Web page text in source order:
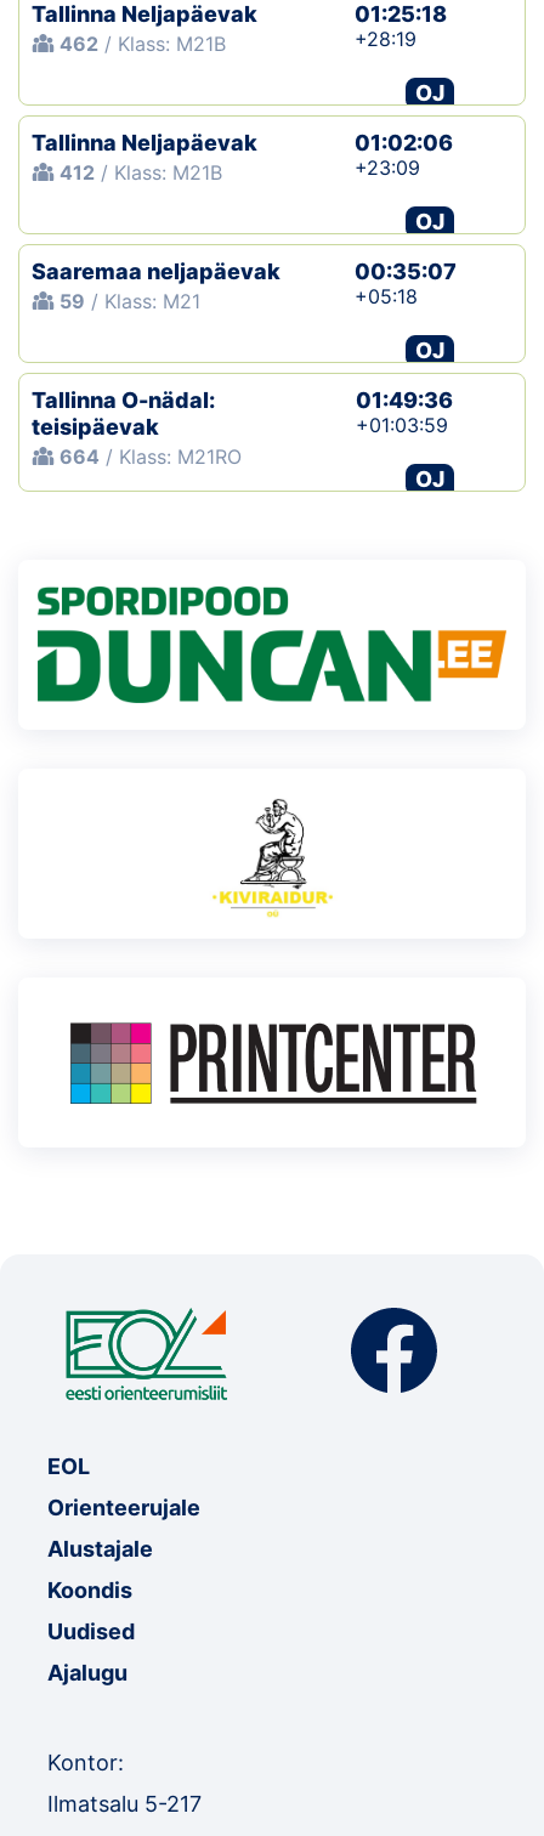
Tallinna Neljapäevak
462 / Klass: M21B
01:25:18
+28:19
OJ
Tallinna Neljapäevak
412 / Klass: M21B
01:02:06
+23:09
OJ
Saaremaa neljapäevak
59 / Klass: M21
00:35:07
+05:18
OJ
Tallinna O-nädal:
teisipäevak
664 / Klass: M21RO
01:49:36
+01:03:59
OJ
EOL
Orienteerujale
Alustajale
Koondis
Uudised
Ajalugu
Kontor:
Ilmatsalu 5-217